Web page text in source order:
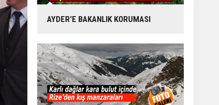
AYDER'E BAKANLIK KORUMASI